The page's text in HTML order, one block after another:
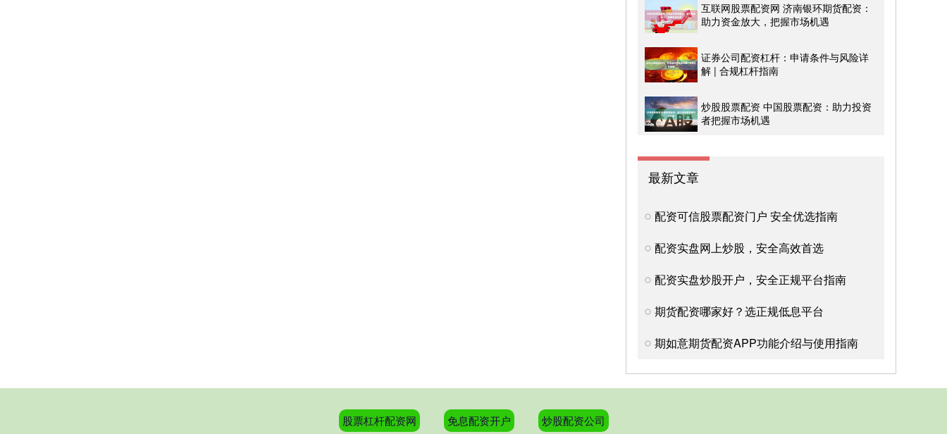
互联网股票配资网 济南银环期货配资：
助力资金放大，把握市场机遇
证券公司配资杠杆：申请条件与风险详
解 | 合规杠杆指南
炒股股票配资 中国股票配资：助力投资
者把握市场机遇
最新文章
配资可信股票配资门户 安全优选指南
配资实盘网上炒股，安全高效首选
配资实盘炒股开户，安全正规平台指南
期货配资哪家好？选正规低息平台
期如意期货配资APP功能介绍与使用指南
股票杠杆配资网 免息配资开户 炒股配资公司